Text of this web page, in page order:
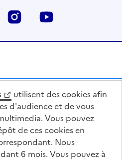
sur LinkedIn
Le ministère sur Facebook
Le ministère sur
utilisent des cookies afin
d'audience et de vous
Vous pouvez
de ces cookies en
Nous
6 mois. Vous pouvez à